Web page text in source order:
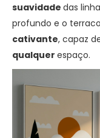
suavidade das
profundo e o
cativante, capaz
qualquer espaço.